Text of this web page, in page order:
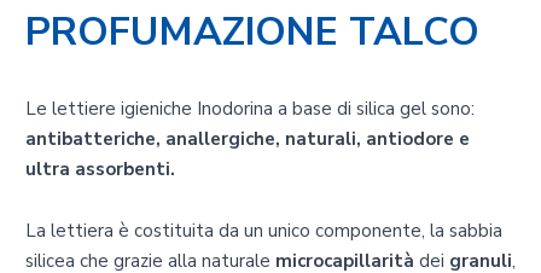
PROFUMAZIONE TALCO
Le lettiere igieniche Inodorina a base di silica gel sono:
antibatteriche, anallergiche, naturali, antiodore e
ultra assorbenti.
La lettiera è costituita da un unico componente, la sabbia
silicea che grazie alla naturale microcapillarità dei granuli,